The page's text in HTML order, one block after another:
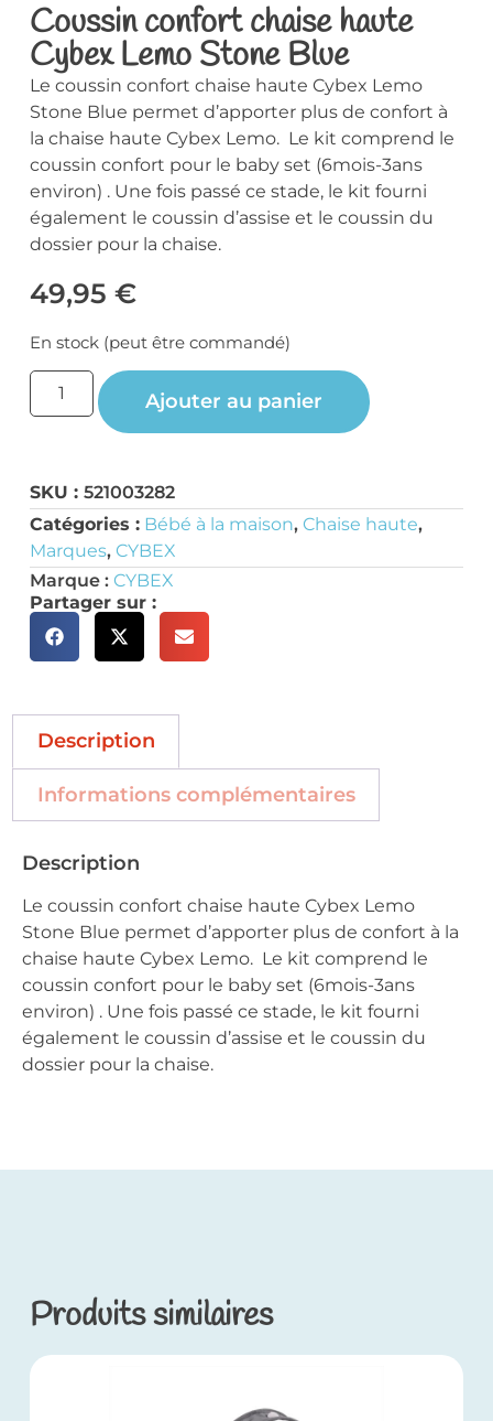
Coussin confort chaise haute
Cybex Lemo Stone Blue
Le coussin confort chaise haute Cybex Lemo
Stone Blue permet d’apporter plus de confort à
la chaise haute Cybex Lemo. Le kit comprend le
coussin confort pour le baby set (6mois-3ans
environ) . Une fois passé ce stade, le kit fourni
également le coussin d’assise et le coussin du
dossier pour la chaise.
49,95 €
En stock (peut être commandé)
Ajouter au panier
SKU : 521003282
Catégories : Bébé à la maison, Chaise haute,
Marques, CYBEX
Marque : CYBEX
Partager sur :
Description
Informations complémentaires
Description
Le coussin confort chaise haute Cybex Lemo
Stone Blue permet d’apporter plus de confort à la
chaise haute Cybex Lemo. Le kit comprend le
coussin confort pour le baby set (6mois-3ans
environ) . Une fois passé ce stade, le kit fourni
également le coussin d’assise et le coussin du
dossier pour la chaise.
Produits similaires